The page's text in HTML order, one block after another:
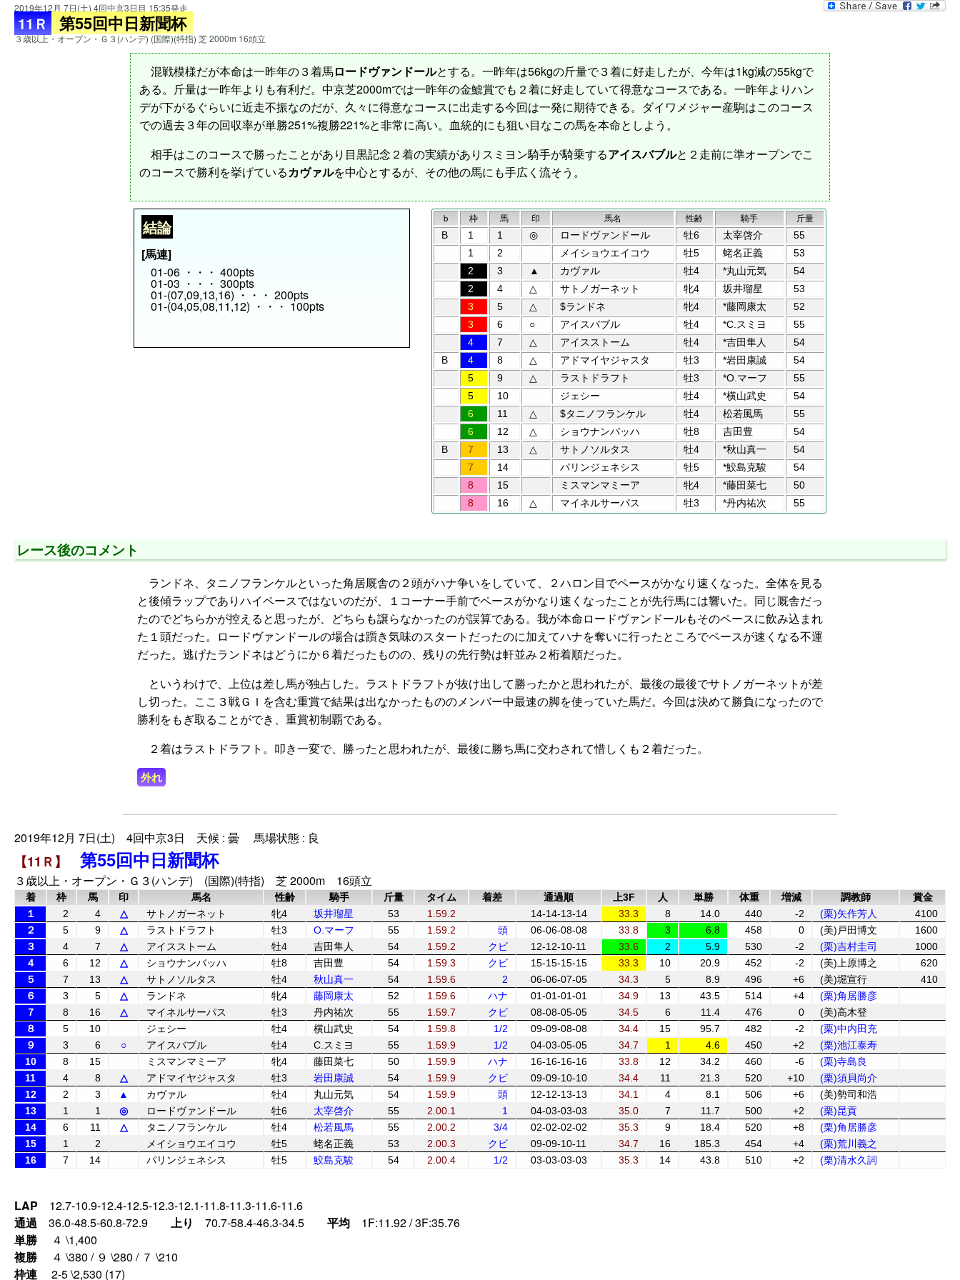
2019年12月 7日(土) 4回中京3日目 15:35発走
11Ｒ 第55回中日新聞杯
３歳以上・オープン・Ｇ３(ハンデ) (国際)(特指) 芝 2000m 16頭立
混戦模様だが本命は一昨年の３着馬ロードヴァンドールとする。一昨年は56kgの斤量で３着に好走したが、今年は1kg減の55kgで
ある。斤量は一昨年よりも有利だ。中京芝2000mでは一昨年の金鯱賞でも２着に好走していて得意なコースである。一昨年よりハン
デが下がるぐらいに近走不振なのだが、久々に得意なコースに出走する今回は一発に期待できる。ダイワメジャー産駒はこのコース
での過去３年の回収率が単勝251%複勝221%と非常に高い。血統的にも狙い目なこの馬を本命としよう。
相手はこのコースで勝ったことがあり目黒記念２着の実績がありスミヨン騎手が騎乗するアイスバブルと２走前に準オープンでこ
のコースで勝利を挙げているカヴァルを中心とするが、その他の馬にも手広く流そう。
結論
[馬連]
01-06 ・・・ 400pts
01-03 ・・・ 300pts
01-(07,09,13,16) ・・・ 200pts
01-(04,05,08,11,12) ・・・ 100pts
b 枠 馬 印 馬名 性齢 騎手
斤量
B
1 1 ◎ ロードヴァンドール 牡6 太宰啓介
55
1
2 メイショウエイコウ 牡5 蛯名正義
53
2
3 ▲ カヴァル 牡4 *丸山元気
54
2
4 △ サトノガーネット 牝4 坂井瑠星
53
3
5 △ $ランドネ 牝4 *藤岡康太
52
3
6 ○ アイスバブル 牡4 *C.スミヨ
55
4
7 △ アイスストーム 牡4 *吉田隼人
54
B
4 8 △ アドマイヤジャスタ 牡3 *岩田康誠
54
5
9 △ ラストドラフト 牡3 *O.マーフ
55
5
10 ジェシー 牡4 *横山武史
54
6
11 △ $タニノフランケル 牡4 松若風馬
55
6
12 △ ショウナンバッハ 牡8 吉田豊
54
B
7 13 △ サトノソルタス 牡4 *秋山真一
54
7
14 パリンジェネシス 牡5 *鮫島克駿
54
8
15 ミスマンマミーア 牝4 *藤田菜七
50
8
16 △ マイネルサーパス 牡3 *丹内祐次 55
レース後のコメント
ランドネ、タニノフランケルといった角居厩舎の２頭がハナ争いをしていて、２ハロン目でペースがかなり速くなった。全体を見る
と後傾ラップでありハイペースではないのだが、１コーナー手前でペースがかなり速くなったことが先行馬には響いた。同じ厩舎だっ
たのでどちらかが控えると思ったが、どちらも譲らなかったのが誤算である。我が本命ロードヴァンドールもそのペースに飲み込まれ
た１頭だった。ロードヴァンドールの場合は躓き気味のスタートだったのに加えてハナを奪いに行ったところでペースが速くなる不運
だった。逃げたランドネはどうにか６着だったものの、残りの先行勢は軒並み２桁着順だった。
というわけで、上位は差し馬が独占した。ラストドラフトが抜け出して勝ったかと思われたが、最後の最後でサトノガーネットが差
し切った。ここ３戦ＧＩを含む重賞で結果は出なかったもののメンバー中最速の脚を使っていた馬だ。今回は決めて勝負になったので
勝利をもぎ取ることができ、重賞初制覇である。
２着はラストドラフト。叩き一変で、勝ったと思われたが、最後に勝ち馬に交わされて惜しくも２着だった。
外れ
2019年12月 7日(土) 4回中京3日 天候 : 曇 馬場状態 : 良
【11Ｒ】 第55回中日新聞杯
３歳以上・オープン・Ｇ３(ハンデ) (国際)(特指) 芝 2000m 16頭立
着 枠 馬 印 馬名 性齢 騎手 斤量 タイム 着差 通過順 上3F 人 単勝 体重 増減 調教師
賞金
１
2 4 △ サトノガーネット 牝4 坂井瑠星 53 1.59.2 14-14-13-14 33.3 8 14.0 440 -2 (栗)矢作芳人
4100
２
5 9 △ ラストドラフト 牡3 O.マーフ 55 1.59.2 頭 06-06-08-08 33.8 3 6.8 458 0 (美)戸田博文
1600
３
4 7 △ アイスストーム 牡4 吉田隼人 54 1.59.2 クビ 12-12-10-11 33.6 2 5.9 530 -2 (栗)吉村圭司
1000
４
6 12 △ ショウナンバッハ 牡8 吉田豊 54 1.59.3 クビ 15-15-15-15 33.3 10 20.9 452 -2 (美)上原博之
620
５
7 13 △ サトノソルタス 牡4 秋山真一 54 1.59.6 2 06-06-07-05 34.3 5 8.9 496 +6 (美)堀宣行
410
６
3 5 △ ランドネ 牝4 藤岡康太 52 1.59.6 ハナ 01-01-01-01 34.9 13 43.5 514 +4
(栗)角居勝彦
７
8 16 △ マイネルサーパス 牡3 丹内祐次 55 1.59.7 クビ 08-08-05-05 34.5 6 11.4 476 0
(美)高木登
８
5 10 ジェシー 牡4 横山武史 54 1.59.8 1/2 09-09-08-08 34.4 15 95.7 482 -2
(栗)中内田充
９
3 6 ○ アイスバブル 牡4 C.スミヨ 55 1.59.9 1/2 04-03-05-05 34.7 1 4.6 450 +2
(栗)池江泰寿
10
8 15 ミスマンマミーア 牝4 藤田菜七 50 1.59.9 ハナ 16-16-16-16 33.8 12 34.2 460 -6
(栗)寺島良
11
4 8 △ アドマイヤジャスタ 牡3 岩田康誠 54 1.59.9 クビ 09-09-10-10 34.4 11 21.3 520 +10
(栗)須貝尚介
12
2 3 ▲ カヴァル 牡4 丸山元気 54 1.59.9 頭 12-12-13-13 34.1 4 8.1 506 +6
(美)勢司和浩
13
1 1 ◎ ロードヴァンドール 牡6 太宰啓介 55 2.00.1 1 04-03-03-03 35.0 7 11.7 500 +2
(栗)昆貢
14
6 11 △ タニノフランケル 牡4 松若風馬 55 2.00.2 3/4 02-02-02-02 35.3 9 18.4 520 +8
(栗)角居勝彦
15
1 2 メイショウエイコウ 牡5 蛯名正義 53 2.00.3 クビ 09-09-10-11 34.7 16 185.3 454 +4
(栗)荒川義之
16
7 14 パリンジェネシス 牡5 鮫島克駿 54 2.00.4 1/2 03-03-03-03 35.3 14 43.8 510 +2 (栗)清水久詞
LAP 12.7-10.9-12.4-12.5-12.3-12.1-11.8-11.3-11.6-11.6
通過 36.0-48.5-60.8-72.9 上り 70.7-58.4-46.3-34.5 平均 1F:11.92 / 3F:35.76
単勝
４ \1,400
複勝
４ \380 / ９ \280 / ７ \210
枠連
2-5 \2,530 (17)